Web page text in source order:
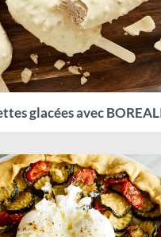
glacées avec